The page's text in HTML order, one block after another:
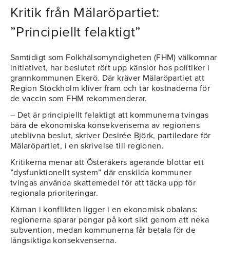
Kritik från Mälaröpartiet:
”Principiellt felaktigt”
Samtidigt som Folkhälsomyndigheten (FHM) välkomnar
initiativet, har beslutet rört upp känslor hos politiker i
grannkommunen Ekerö. Där kräver Mälaröpartiet att
Region Stockholm kliver fram och tar kostnaderna för
de vaccin som FHM rekommenderar.
– Det är principiellt felaktigt att kommunerna tvingas
bära de ekonomiska konsekvenserna av regionens
uteblivna beslut, skriver Desirée Björk, partiledare för
Mälaröpartiet, i en skrivelse till regionen.
Kritikerna menar att Österåkers agerande blottar ett
”dysfunktionellt system” där enskilda kommuner
tvingas använda skattemedel för att täcka upp för
regionala prioriteringar.
Kärnan i konflikten ligger i en ekonomisk obalans:
regionerna sparar pengar på kort sikt genom att neka
subvention, medan kommunerna får betala för de
långsiktiga konsekvenserna.